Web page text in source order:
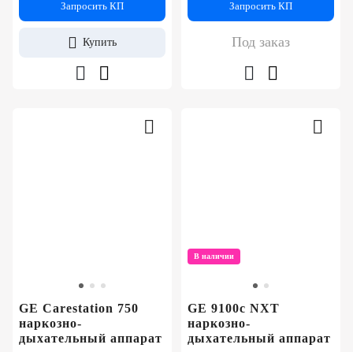
Запросить КП
Купить
Запросить КП
Под заказ
GE Carestation 750
наркозно-
дыхательный аппарат
В наличии
GE 9100c NXT
наркозно-
дыхательный аппарат